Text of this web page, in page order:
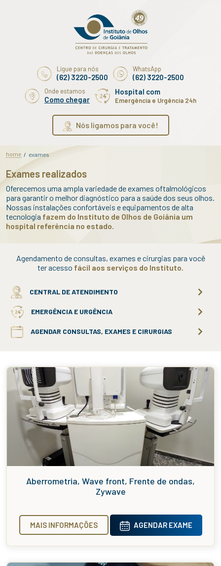
Ligue para nós
(62) 3220-2500
WhatsApp
(62) 3220-2500
Onde estamos
Como chegar
Hospital com
Emergência e Urgência 24h
Nós ligamos para você!
home / exames
Exames realizados
Oferecemos uma ampla variedade de exames oftalmológicos
para garantir o melhor diagnóstico para a saúde dos seus olhos.
Nossas instalações confortáveis e equipamentos de alta
tecnologia fazem do Instituto de Olhos de Goiânia um
hospital referência no estado.
Agendamento de consultas, exames e cirurgias para você
ter acesso fácil aos serviços do Instituto.
CENTRAL DE ATENDIMENTO
EMERGÊNCIA E URGÊNCIA
AGENDAR CONSULTAS, EXAMES E CIRURGIAS
Aberrometria, Wave front, Frente de ondas,
Zywave
MAIS INFORMAÇÕES AGENDAR EXAME